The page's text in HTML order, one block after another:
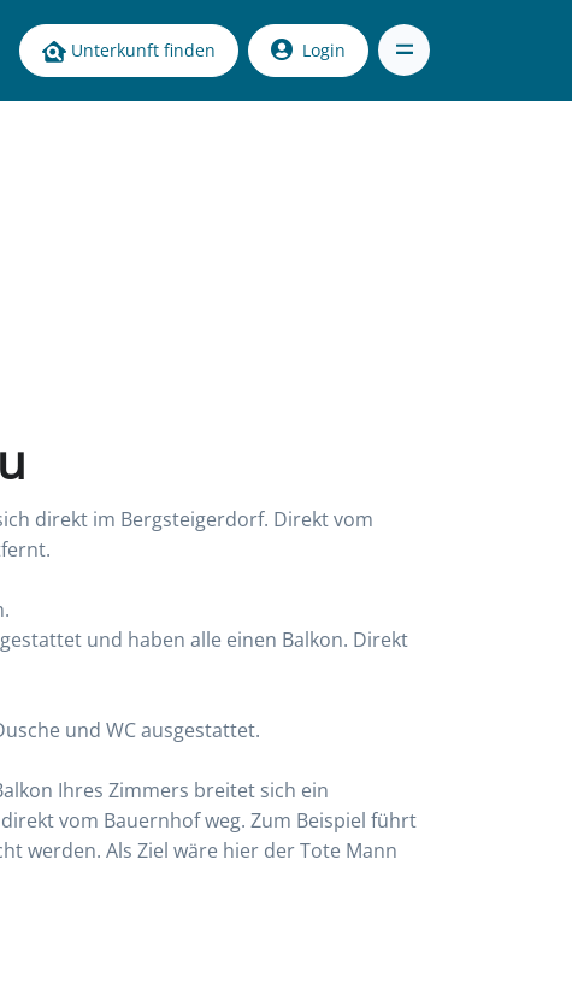
Unterkunft finden Login
direkt im Bergsteigerdorf. Direkt vom
und haben alle einen Balkon. Direkt
und WC ausgestattet.
Ihres Zimmers breitet sich ein
vom Bauernhof weg. Zum Beispiel führt
werden. Als Ziel wäre hier der Tote Mann